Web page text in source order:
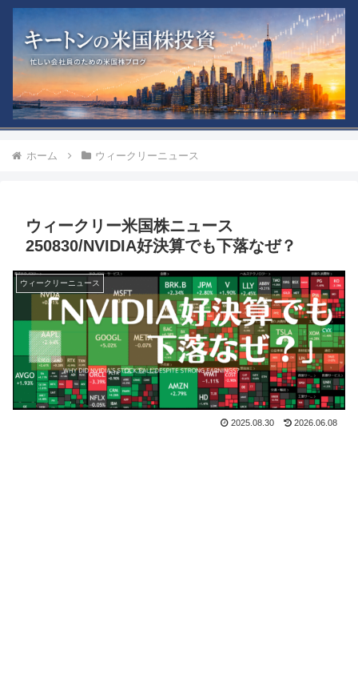
ホーム ウィークリーニュース
ウィークリー米国株ニュース
250830/NVIDIA好決算でも下落なぜ？
ウィークリーニュース
2025.08.30 2026.06.08